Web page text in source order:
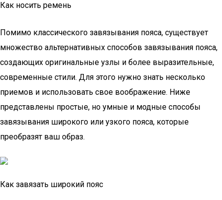
Как носить ремень
Помимо классического завязывания пояса, существует
множество альтернативных способов завязывания пояса,
создающих оригинальные узлы и более выразительные,
современные стили. Для этого нужно знать несколько
приемов и использовать свое воображение. Ниже
представлены простые, но умные и модные способы
завязывания широкого или узкого пояса, которые
преобразят ваш образ.
Как завязать широкий пояс